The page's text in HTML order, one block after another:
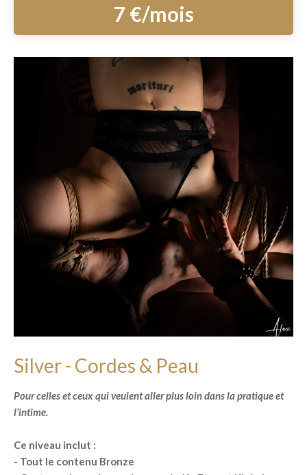
7 €/mois
Silver - Cordes & Peau
Pour celles et ceux qui veulent aller plus loin dans la pratique et
l’intime.
Ce niveau inclut :
- Tout le contenu Bronze